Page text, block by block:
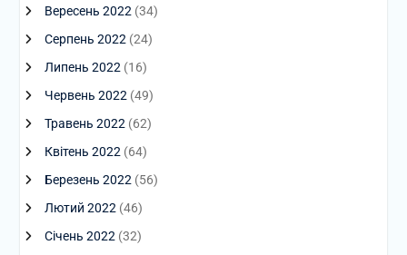
Вересень 2022 (34)
Серпень 2022 (24)
Липень 2022 (16)
Червень 2022 (49)
Травень 2022 (62)
Квітень 2022 (64)
Березень 2022 (56)
Лютий 2022 (46)
Січень 2022 (32)